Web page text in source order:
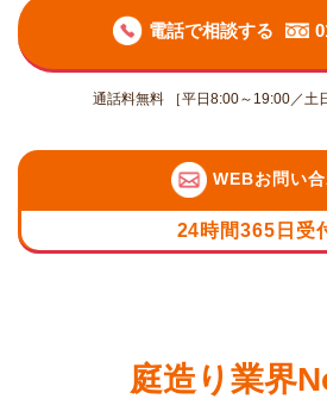
電話で相談する
通話料無料 ［平日8:00～19:00／土
WEBお問い
24時間365日受
庭造り業界